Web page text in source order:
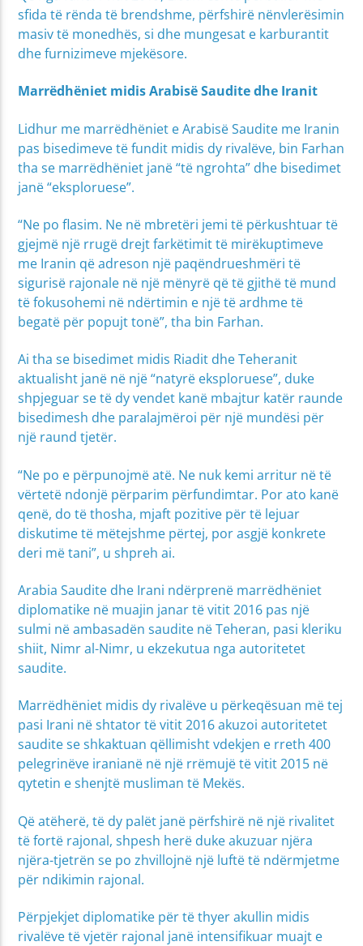
sfida të rënda të brendshme, përfshirë nënvlerësimin
masiv të monedhës, si dhe mungesat e karburantit
dhe furnizimeve mjekësore.
Marrëdhëniet midis Arabisë Saudite dhe Iranit
Lidhur me marrëdhëniet e Arabisë Saudite me Iranin
pas bisedimeve të fundit midis dy rivalëve, bin Farhan
tha se marrëdhëniet janë “të ngrohta” dhe bisedimet
janë “eksploruese”.
“Ne po flasim. Ne në mbretëri jemi të përkushtuar të
gjejmë një rrugë drejt farkëtimit të mirëkuptimeve
me Iranin që adreson një paqëndrueshmëri të
sigurisë rajonale në një mënyrë që të gjithë të mund
të fokusohemi në ndërtimin e një të ardhme të
begatë për popujt tonë”, tha bin Farhan.
Ai tha se bisedimet midis Riadit dhe Teheranit
aktualisht janë në një “natyrë eksploruese”, duke
shpjeguar se të dy vendet kanë mbajtur katër raunde
bisedimesh dhe paralajmëroi për një mundësi për
një raund tjetër.
“Ne po e përpunojmë atë. Ne nuk kemi arritur në të
vërtetë ndonjë përparim përfundimtar. Por ato kanë
qenë, do të thosha, mjaft pozitive për të lejuar
diskutime të mëtejshme përtej, por asgjë konkrete
deri më tani”, u shpreh ai.
Arabia Saudite dhe Irani ndërprenë marrëdhëniet
diplomatike në muajin janar të vitit 2016 pas një
sulmi në ambasadën saudite në Teheran, pasi kleriku
shiit, Nimr al-Nimr, u ekzekutua nga autoritetet
saudite.
Marrëdhëniet midis dy rivalëve u përkeqësuan më tej
pasi Irani në shtator të vitit 2016 akuzoi autoritetet
saudite se shkaktuan qëllimisht vdekjen e rreth 400
pelegrinëve iranianë në një rrëmujë të vitit 2015 në
qytetin e shenjtë musliman të Mekës.
Që atëherë, të dy palët janë përfshirë në një rivalitet
të fortë rajonal, shpesh herë duke akuzuar njëra
njëra-tjetrën se po zhvillojnë një luftë të ndërmjetme
për ndikimin rajonal.
Përpjekjet diplomatike për të thyer akullin midis
rivalëve të vjetër rajonal janë intensifikuar muajt e